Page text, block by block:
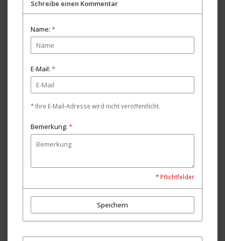
Schreibe einen Kommentar
Name: *
E-Mail: *
* Ihre E-Mail-Adresse wird nicht veröffentlicht.
Bemerkung: *
* Pflichtfelder
Speichern